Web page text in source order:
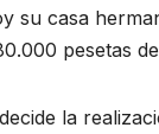
su casa
pesetas
la